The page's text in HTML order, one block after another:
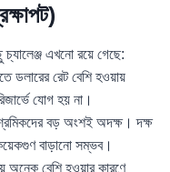
চ্যালেঞ্জ এখনো রয়ে গেছে:
ডলারের রেট বেশি হওয়ায়
যোগ হয় না।
শ্রমিকদের বড় অংশই অদক্ষ। দক্ষ
কয়েকগুণ বাড়ানো সম্ভব।
অনেক বেশি হওয়ার কারণে